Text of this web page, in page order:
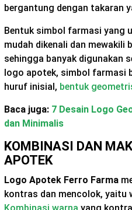
bergantung dengan takaran
Bentuk simbol farmasi yang
mudah dikenali dan mewakili
sehingga banyak digunakan
logo apotek, simbol farmasi
huruf inisial, bentuk
Baca juga: 7 Desain Logo
dan Minimalis
KOMBINASI DAN
APOTEK
Logo Apotek Ferro Farma
kontras dan mencolok, yaitu